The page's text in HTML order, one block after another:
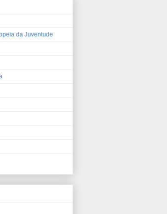
da Juventude